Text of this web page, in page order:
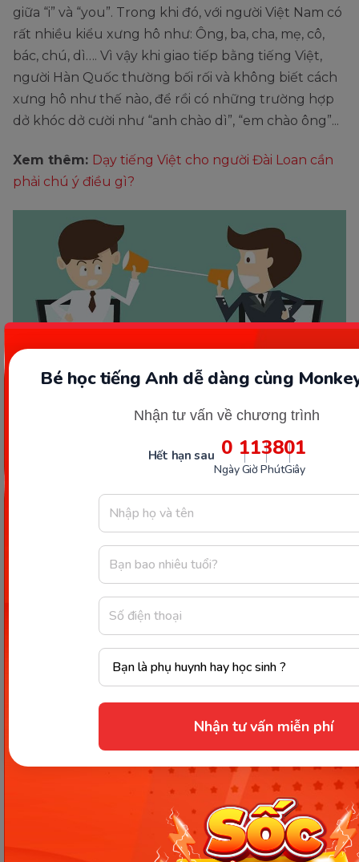
Bé học tiếng Anh dễ dàng cùng
Nhận tư vấn về chương trình
Hết hạn sau 0
Ngày
11
Giờ
37
Phút
59
Giây
Nhận tư vấn miễn phí
giữa “i” và “you”. Trong khi đó, với người Việt Nam có
rất nhiều kiểu xưng hô như: Ông, ba, cha, mẹ, cô,
bác, chú, dì…. Vì vậy khi giao tiếp bằng tiếng Việt,
người Hàn Quốc thường bối rối và không biết cách
xưng hô như thế nào, để rồi có những trường hợp
dở khóc dở cười như “anh chào dì”, “em chào ông”...
Xem thêm: Dạy tiếng Việt cho người Đài Loan cần
phải chú ý điều gì?
Rắc rối về từ ngữ xưng hô. (Ảnh: Sưu tầm Internet)
Thế mới nói việc học tiếng Việt thật khó khăn,
nhưng không có gì là không thể. Cứ nỗ lực từng
ngày ắt sẽ có ngày thành công thôi nhé.
Top 7 cuốn sách học tiếng
Việt dành cho người Hàn hay
nhất hiện nay
Ngoài những giờ lên lớp được sự hướng dẫn của gia
sư hay giáo viên, thì người dạy cần phải khuyến
khích việc tự học cũng như nghiên cứu ở nhà. Dưới
đây là top 7 cuốn sách học tiếng Việt dành cho
người Hàn mà các bạn có thể cung cấp cho học
viên tham khảo.
Tiếng Việt 123 (Tiếng việt cho